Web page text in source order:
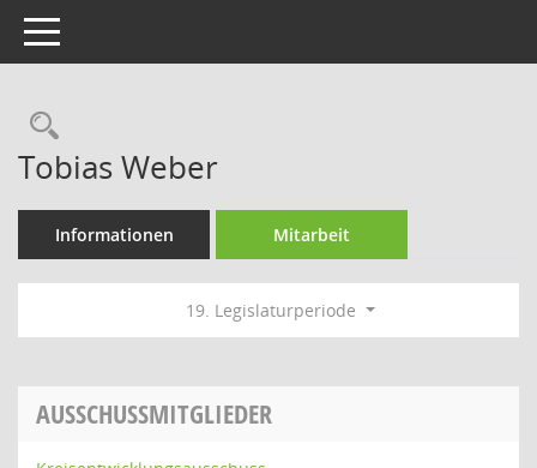
Toggle navigation
Rechercheauswahl
Tobias Weber
Informationen Mitarbeit
19. Legislaturperiode
AUSSCHUSSMITGLIEDER